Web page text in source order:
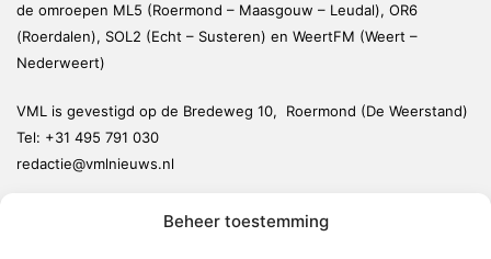
Beheer toestemming
de omroepen ML5 (Roermond – Maasgouw – Leudal), OR6
(Roerdalen), SOL2 (Echt – Susteren) en WeertFM (Weert –
Nederweert)
VML is gevestigd op de Bredeweg 10, Roermond (De Weerstand)
Tel: +31 495 791 030
redactie@vmlnieuws.nl